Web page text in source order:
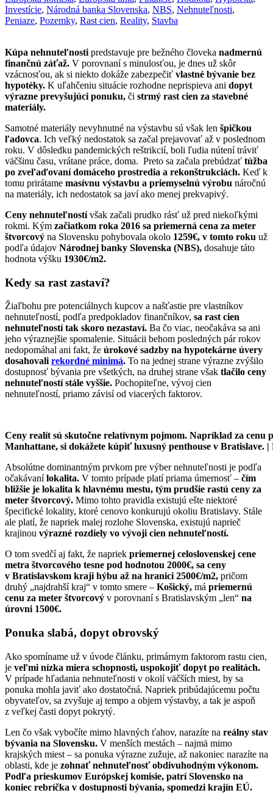
Investície, Národná banka Slovenska, NBS, Nehnuteľnosti,
Peniaze, Pozemky, Rast cien, Reality, Stavba
Kúpa nehnuteľnosti predstavuje pre bežného človeka nadmernú
finančnú záťaž. V porovnaní s minulosťou, je dnes už skôr
vzácnosťou, ak si niekto dokáže zabezpečiť vlastné bývanie bez
hypotéky. K uľahčeniu situácie rozhodne neprispieva ani dopyt
výrazne prevyšujúci ponuku, či strmý rast cien za stavebné
materiály.
Samotné materiály nevyhnutné na výstavbu sú však len špičkou
ľadovca. Ich veľký nedostatok sa začal prejavovať až v poslednom
roku. V dôsledku pandemických reštrikcií, boli ľudia nútení tráviť
väčšinu času, vrátane práce, doma. Preto sa začala prebúdzať túžba
po zveľaďovaní domáceho prostredia a rekonštrukciách. Keď k
tomu prirátame masívnu výstavbu a priemyselnú výrobu náročnú
na materiály, ich nedostatok sa javí ako menej prekvapivý.
Ceny nehnuteľnostívšak začali prudko rásť už pred niekoľkými
rokmi. Kým začiatkom roka 2016 sa priemerná cena za meter
štvorcový na Slovensku pohybovala okolo 1259€, v tomto roku už
podľa údajov Národnej banky Slovenska (NBS), dosahuje táto
hodnota výšku 1930€/m2.
Kedy sa rast zastaví?
Žiaľbohu pre potenciálnych kupcov a našťastie pre vlastníkov
nehnuteľností, podľa predpokladov finančníkov, sa rast cien
nehnuteľností tak skoro nezastaví. Ba čo viac, neočakáva sa ani
jeho výraznejšie spomalenie. Situácii behom posledných pár rokov
nedopomáhal ani fakt, že úrokové sadzby na hypotekárne úvery
dosahovali rekordné minimá. To na jednej strane výrazne zvýšilo
dostupnosť bývania pre všetkých, na druhej strane však tlačilo ceny
nehnuteľností stále vyššie. Pochopiteľne, vývoj cien
nehnuteľností, priamo závisí od viacerých faktorov.
Ceny realít sú skutočne relatívnym pojmom. Napríklad za cenu
Manhattane, si dokážete kúpiť luxusný penthouse v Bratislave. |
Absolútne dominantným prvkom pre výber nehnuteľnosti je podľa
očakávanílokalita. V tomto prípade platí priama úmernosť – čím
bližšie je lokalita k hlavnému mestu, tým prudšie rastú ceny za
meter štvorcový. Mimo tohto pravidla existujú ešte niektoré
špecifické lokality, ktoré cenovo konkurujú okoliu Bratislavy. Stále
ale platí, že napriek malej rozlohe Slovenska, existujú naprieč
krajinou výrazné rozdiely vo vývoji cien nehnuteľností.
O tom svedčí aj fakt, že napriek priemernej celoslovenskej cene
metra štvorcového tesne pod hodnotou 2000€, sa ceny
v Bratislavskom kraji hýbu až na hranici 2500€/m2, pričom
druhý „najdrahší kraj“ v tomto smere – Košický, má priemernú
cenu za meter štvorcový v porovnaní s Bratislavským „len“ na
úrovni 1500€.
Ponuka slabá, dopyt obrovský
Ako spomíname už v úvode článku, primárnym faktorom rastu cien,
je veľmi nízka miera schopnosti, uspokojiť dopyt po realitách.
V prípade hľadania nehnuteľnosti v okolí väčších miest, by sa
ponuka mohla javiť ako dostatočná. Napriek pribúdajúcemu počtu
obyvateľov, sa zvyšuje aj tempo a objem výstavby, a tak je aspoň
z veľkej časti dopyt pokrytý.
Len čo však vybočíte mimo hlavných ťahov, narazíte na reálny stav
bývania na Slovensku. V menších mestách – najmä mimo
krajských miest – sa ponuka výrazne zužuje, až nakoniec narazíte na
oblasti, kde je zohnať nehnuteľnosť obdivuhodným výkonom.
Podľa prieskumov Európskej komisie, patrí Slovensko na
koniec rebríčka v dostupnosti bývania, spomedzi krajín EÚ.